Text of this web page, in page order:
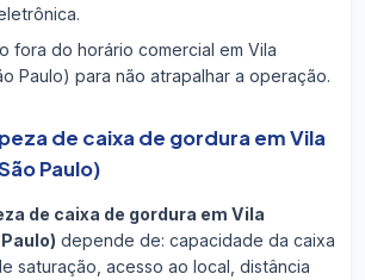
fora do horário comercial em Vila
Paulo) para não atrapalhar a operação.
de caixa de gordura em Vila
Paulo)
de caixa de gordura em Vila
depende de: capacidade da caixa
saturação, acesso ao local, distância